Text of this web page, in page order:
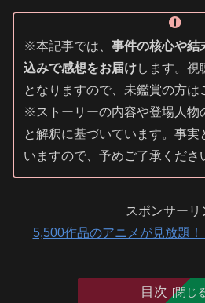
※本記事では、 事件の核心や結
込みで感想をお届けします。視
となりますので、未鑑賞の方は
※ストーリーの内容や登場人物
と解釈に基づいています。事
いますので、予めご了承くださ
スポンサーリ
5,500作品のアニメが見放題！
目次